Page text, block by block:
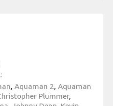
Aquaman 2
Aquaman
Plummer,